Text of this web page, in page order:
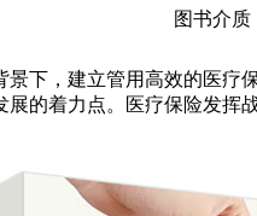
图书介质
景下，建立管用高效的医疗
展的着力点。医疗保险发挥